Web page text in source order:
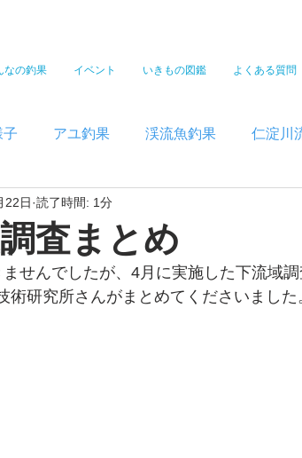
なの釣果 イベント いきもの図鑑 よくある質問
子 アユ釣果 渓流魚釣果 仁淀川
査まとめ
22日 読了時間: 1分
せんでしたが、4月に実施した下流域
研究所さんがまとめてくださいました